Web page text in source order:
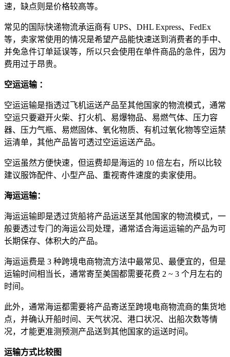
速，缺点则是价格较高等。
常见的国际快递物流承运商有 UPS、DHL Express、FedEx
等，卖家常使用的情况是希望产品能快速送到消费者的手中、
并免急件订单延误等，所以只会使用在单件商品的急件，因为
费用过于昂贵。
空运运输 ：
空运运输是指透过飞机运送产品至其他国家的物流模式，通常
空运只要避开火柴、打火机、易爆物品、易燃气体、压力容
器、压力气瓶、易燃固体、氧化物质、有机过氧化物等空运禁
运清单，其他产品皆可透过空运运送产品。
空运虽然方便快速，但运费却是海运的 10 倍左右，所以比较
建议服饰配件、小型产品、重视寄件速度的卖家使用。
海运运输：
海运运输即是透过货船将产品运送至其他国家的物流模式，一
般要透过专门的海运公司处理，通常适合海运运输的产品为可
长期保存、体积大的产品。
海运运费是 3 种跨境电商物流方法中最常见、最便宜的，但是
运输时间相当长，通常寄至美国都需要花费 2 ~ 3 个月左右的
时间。
此外，通常海运都需要将产品寄送至跨境电商物流商的集货地
点，并确认开船时间、天气状况、港口状况、出船次数等情
况，才能更准测预测产品送到其他国家的运送时间。
运输方式比较图